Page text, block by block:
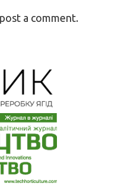
a comment.